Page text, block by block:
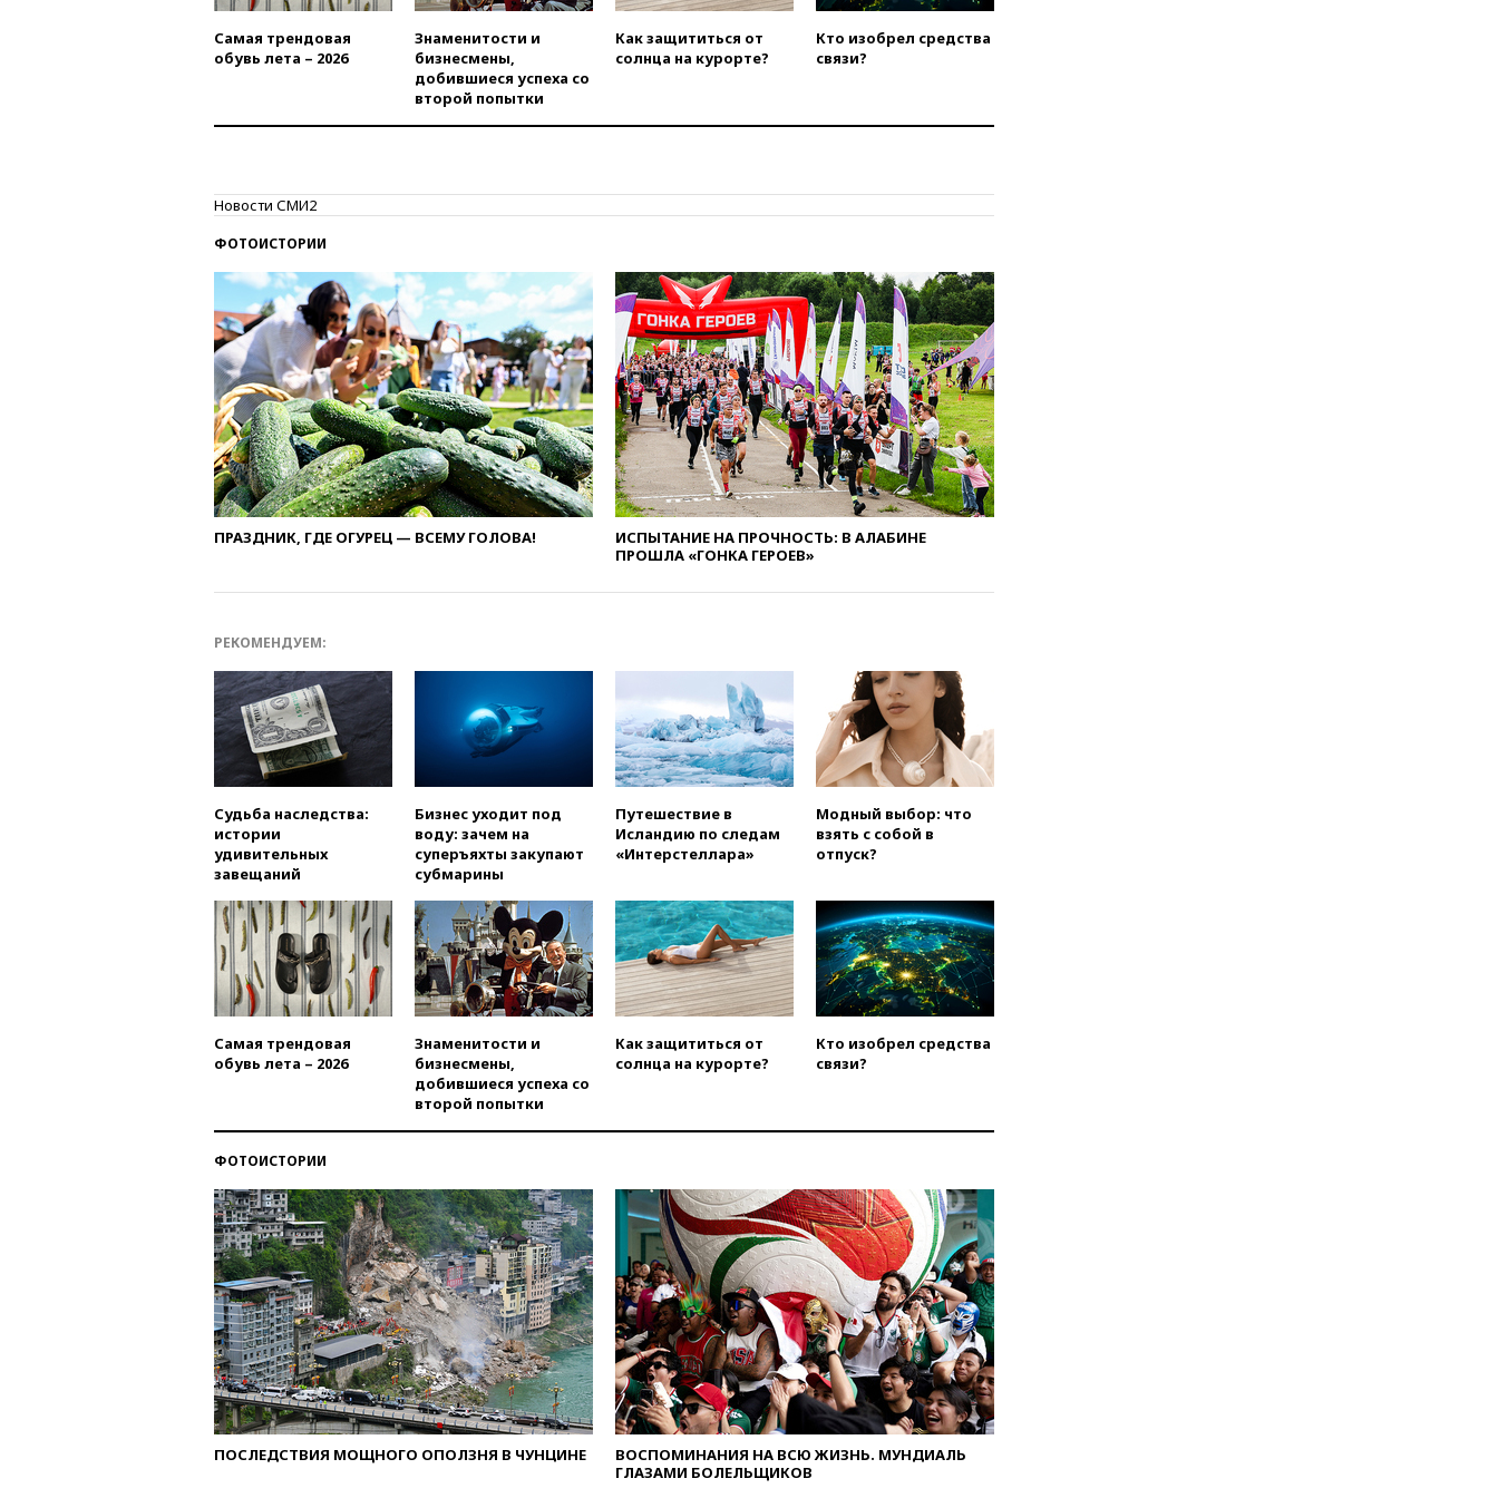
погибла во Французских
вчера, 19:00 Открытое
Черном море
чемпионами на олимпиаде по
ИИ
вчера, 18:39Два человека
погибли в результате удара
ВСУ по многоэтажке в Керчи
вчера, 18:25Беспилотник
атаковал турецкий сухогруз у
побережья Новороссийска
вчера, 18:18Товарооборот
Китая и России вырос в этом
году более чем на четверть
вчера, 17:55
Белгородскую область
проверить самолеты Boeing на
наличие трещин
вчера, 17:35В Казани
пятилетний ребенок погиб при
падении из окна десятого
этажа
вчера, 17:17Bloomberg:
киберкомандование США
расследует серию
вчера, 17:00Сняты
ограничения на полеты в
аэропорту Геленджика
вчера, 16:50 В Братиславе
загорелся крупнейший НПЗ
вчера, 16:45 «Яблоко» подаст
вчера, 16:35Мельникова и
ЧЕ
вчера, 16:16Движение по
Крымскому мосту
перекрывали второй раз за
день
вчера, 16:00Создатели
пирамиды АФК «Наследие»
получили от шести до 12 лет
колонии
вчера, 15:45Верховный суд 10
августа рассмотрит иск о
снятии «Яблока» с выборов
Самая трендовая
обувь лета – 2026
Знаменитости и
бизнесмены,
добившиеся успеха со
второй попытки
Как защититься от
солнца на курорте?
Кто изобрел средства
связи?
Новости СМИ2
ФОТОИСТОРИИ
ПРАЗДНИК, ГДЕ ОГУРЕЦ — ВСЕМУ ГОЛОВА!
ИСПЫТАНИЕ НА ПРОЧНОСТЬ: В АЛАБИНЕ
ПРОШЛА «ГОНКА ГЕРОЕВ»
РЕКОМЕНДУЕМ:
Судьба наследства:
истории
удивительных
завещаний
Бизнес уходит под
воду: зачем на
суперъяхты закупают
субмарины
Путешествие в
Исландию по следам
«Интерстеллара»
Модный выбор: что
взять с собой в
отпуск?
Самая трендовая
обувь лета – 2026
Знаменитости и
бизнесмены,
добившиеся успеха со
второй попытки
Как защититься от
солнца на курорте?
Кто изобрел средства
связи?
ФОТОИСТОРИИ
ПОСЛЕДСТВИЯ МОЩНОГО ОПОЛЗНЯ В ЧУНЦИНЕ
ВОСПОМИНАНИЯ НА ВСЮ ЖИЗНЬ. МУНДИАЛЬ
ГЛАЗАМИ БОЛЕЛЬЩИКОВ